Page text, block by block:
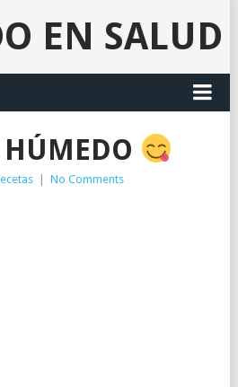
EN SALUD
No Comments